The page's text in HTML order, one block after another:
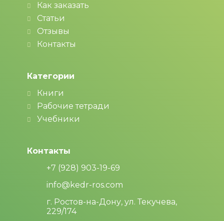
Как заказать
Статьи
Отзывы
Контакты
Категории
Книги
Рабочие тетради
Учебники
Контакты
+7 (928) 903-19-69
info@kedr-ros.com
г. Ростов-на-Дону, ул. Текучева,
229/174